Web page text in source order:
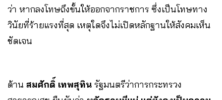
ว่า หากลงโทษถึงขั้นให้ออกจากราชการ ซึ่งเป็นโทษทาง
วินัยที่ร้ายแรงที่สุด เหตุใดจึงไม่เปิดหลักฐานให้สังคมเห็น
ชัดเจน
ด้าน สมศักดิ์ เทพสุทิน รัฐมนตรีว่าการกระทรวง